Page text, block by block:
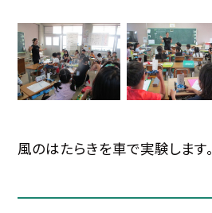
風のはたらきを車で実験します。